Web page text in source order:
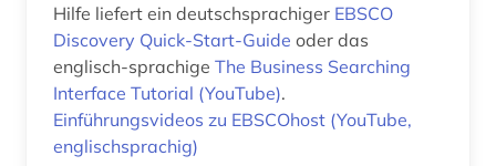
Hilfe liefert ein deutschsprachiger EBSCO
Discovery Quick-Start-Guide oder das
englisch-sprachige The Business Searching
Interface Tutorial (YouTube).
Einführungsvideos zu EBSCOhost (YouTube,
englischsprachig)